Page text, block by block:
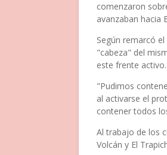
comenzaron
avanzaban hacia
Según remarcó
"cabeza" del
este frente activo.
"Pudimos
al activarse el
contener todos
Al trabajo de los
Volcán y El